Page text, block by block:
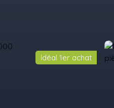
Idéal 1er achat